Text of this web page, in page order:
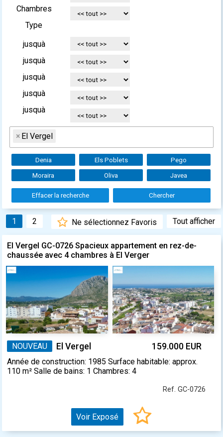
Chambres
Type
jusquà
jusquà
jusquà
jusquà
jusquà
× El Vergel
Denia Els Poblets Pego
Moraira Oliva Javea
Effacer la recherche Chercher
1 2 Tout afficher
Ne sélectionnez Favoris
El Vergel GC-0726 Spacieux appartement en rez-de-
chaussée avec 4 chambres à El Verger
NOUVEAU El Vergel 159.000 EUR
Année de construction: 1985 Surface habitable: approx.
110 m² Salle de bains: 1 Chambres: 4
Ref. GC-0726
Voir Exposé